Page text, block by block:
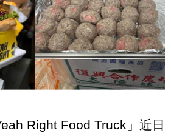
Right Food Truck」近日